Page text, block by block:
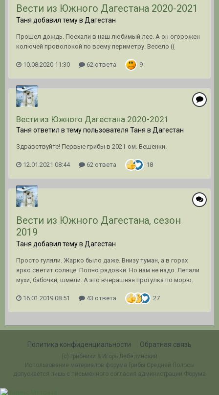
Вести из Южного Дагестана 2020-2021
Таня добавил тему в Дагестан
Прошел дождь. Поехали в наш любимый лес. А он огорожен
колючей проволокой по всему периметру. Весело ((
10.08.2020 11:30 62 ответа 9
Вести из Южного Дагестана 2020-2021
Таня ответил в тему пользователя Таня в Дагестан
Здравствуйте! Первые грибы в 2021-ом. Вешенки.
12.01.2021 08:44 62 ответа 18
Вести из Южного Дагестана, сезон
2019
Таня добавил тему в Дагестан
Просто гуляли. Жарко было даже. Внизу туман, а в горах
ярко светит солнце. Полно рядовки. Но нам не надо. Летали
мухи, бабочки, шмели. А это вчерашняя прогулка по морю.
16.01.2019 08:51 43 ответа 27
Политика конфиденциальности Обратная связь
(c) Грибники & Игорь Лебединский
Использование материалов форума Грибы Средней Полосы
допускается лишь с письменного согласия администрации Форума